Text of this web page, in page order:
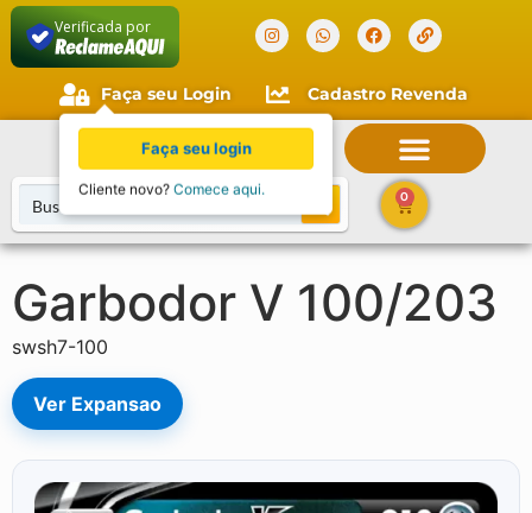
Verificada por
Faça seu Login Cadastro Revenda
0
Garbodor V 100/203
swsh7-100
Ver Expansao
Faça seu login
Cliente novo? Comece aqui.